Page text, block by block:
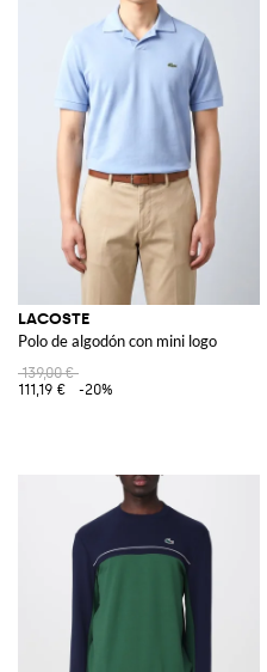
LACOSTE
Polo de algodón con mini logo
139,00 €
111,19 €
-20%